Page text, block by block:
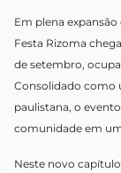
Em plena
Festa Rizoma
de setembro,
Consolidado como
paulistana, o
comunidade em
Neste novo